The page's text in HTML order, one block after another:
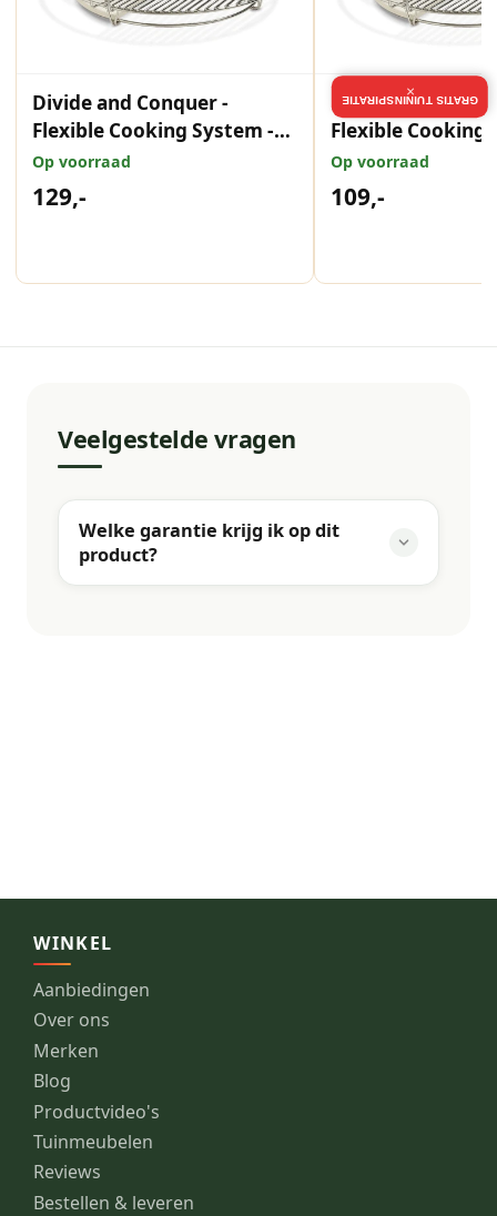
Divide and Conquer -
Flexible Cooking System -
XL - 23 inch
Op voorraad
129,-
Divide and
Flexible Cooking
Large - 21 inch
Op voorraad
109,-
Veelgestelde vragen
Welke garantie krijg ik op dit
product?
WINKEL
Aanbiedingen
Over ons
Merken
Blog
Productvideo's
Tuinmeubelen
Reviews
Bestellen & leveren
GRATIS TUININSPIRATIE
×